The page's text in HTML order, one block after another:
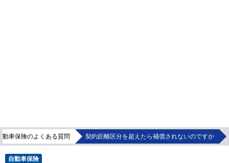
動車保険のよくある質問 契約距離区分を超えたら補償されないのですか
自動車保険